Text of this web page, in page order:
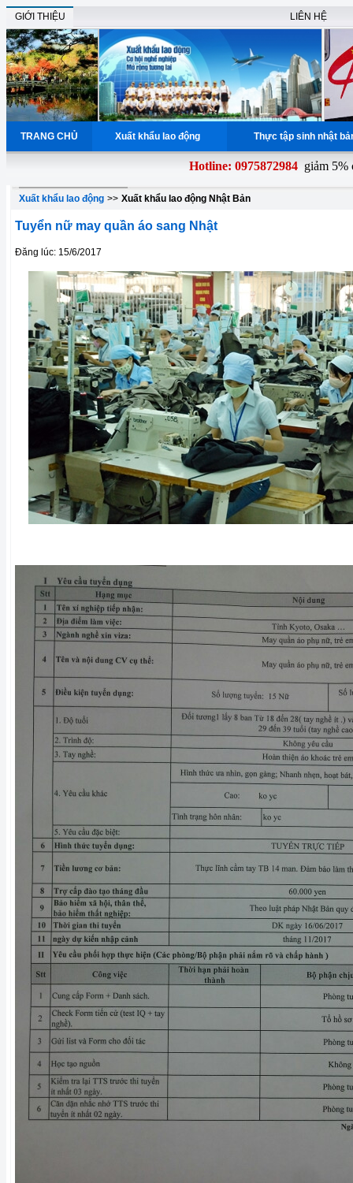
GIỚI THIỆU LIÊN HỆ
TRANG CHỦ Xuất khẩu lao động Thực tập sinh nhật
Hotline: 0975872984giảm 5%
Xuất khẩu lao động >> Xuất khẩu lao động Nhật Bản
Tuyển nữ may quần áo sang Nhật
Đăng lúc: 15/6/2017